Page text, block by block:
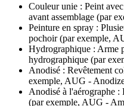
Couleur unie : Peint
avant assemblage (par
Peinture en spray :
pochoir (par exemple,
Hydrographique : Arme
hydrographique (par
Anodisé : Revêtement
exemple, AUG -
Anodisé à l'aérographe
(par exemple, AUG -